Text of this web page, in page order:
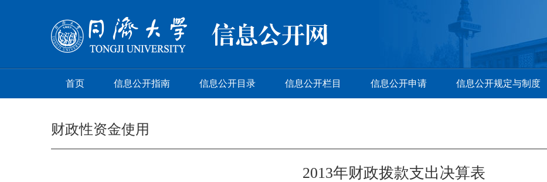
首页 信息公开指南 信息公开目录 信息公开栏目 信息公开申请 信息公开规定与制度
财政性资金使用
2013年财政拨款支出决算表